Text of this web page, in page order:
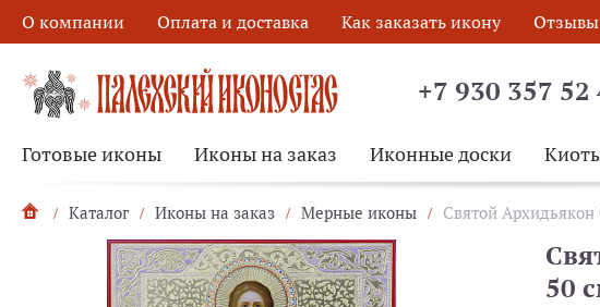
О компании Оплата и доставка Как заказать икону Отзывы
+7 930 357 52
Готовые иконы Иконы на заказ Иконные доски
Каталог Иконы на заказ Мерные иконы Святой
50